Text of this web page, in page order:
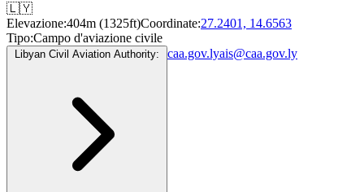
🇱🇾
Elevazione:404m (1325ft)Coordinate:27.2401, 14.6563
Tipo:Campo d'aviazione civile
Libyan Civil Aviation Authority: caa.gov.lyais@caa.gov.ly